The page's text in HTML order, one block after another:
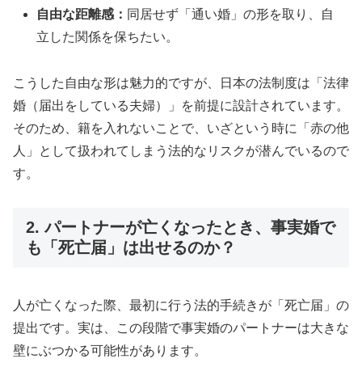
自由な距離感： 同居せず「通い婚」の形を取り、自
立した関係を保ちたい。
こうした自由な形は魅力的ですが、日本の法制度は「法律
婚（届出をしている夫婦）」を前提に設計されています。
そのため、籍を入れないことで、いざという時に「赤の他
人」として扱われてしまう法的なリスクが潜んでいるので
す。
2. パートナーが亡くなったとき、事実婚で
も「死亡届」は出せるのか？
人が亡くなった際、最初に行う法的手続きが「死亡届」の
提出です。実は、この段階で事実婚のパートナーは大きな
壁にぶつかる可能性があります。